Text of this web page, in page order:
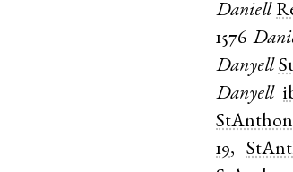
Daniell
1576
Danyell
Danyell
19,